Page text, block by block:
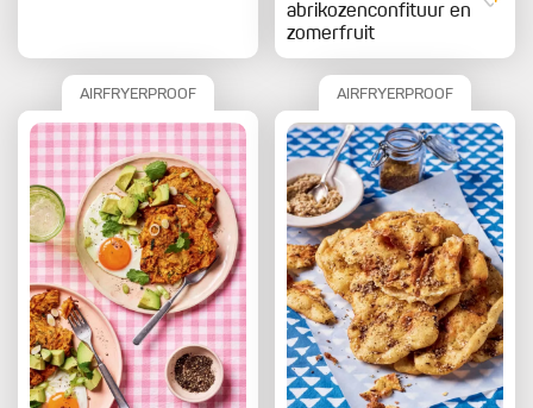
abrikozenconfituur en
zomerfruit
AIRFRYERPROOF AIRFRYERPROOF